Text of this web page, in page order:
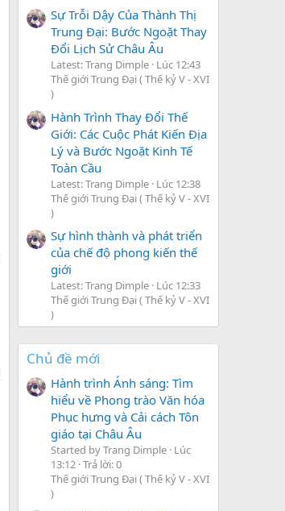
Sự Trỗi Dậy Của Thành Thị
Trung Đại: Bước Ngoặt Thay
Đổi Lịch Sử Châu Âu
Latest: Trang Dimple Lúc 12:43
Thế giới Trung Đại ( Thế kỷ V - XVI
)
Hành Trình Thay Đổi Thế
Giới: Các Cuộc Phát Kiến Địa
Lý và Bước Ngoặt Kinh Tế
Toàn Cầu
Latest: Trang Dimple Lúc 12:38
Thế giới Trung Đại ( Thế kỷ V - XVI
)
Sự hình thành và phát triển
của chế độ phong kiến thế
giới
Latest: Trang Dimple Lúc 12:33
Thế giới Trung Đại ( Thế kỷ V - XVI
)
Chủ đề mới
Hành trình Ánh sáng: Tìm
hiểu về Phong trào Văn hóa
Phục hưng và Cải cách Tôn
giáo tại Châu Âu
Started by Trang Dimple Lúc
13:12 Trả lời: 0
Thế giới Trung Đại ( Thế kỷ V - XVI
)